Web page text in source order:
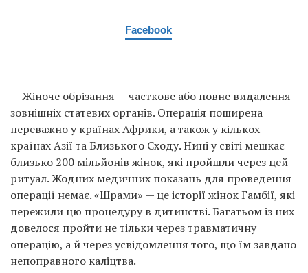
Facebook
— Жіноче обрізання — часткове або повне видалення
зовнішніх статевих органів. Операція поширена
переважно у країнах Африки, а також у кількох
країнах Азії та Близького Сходу. Нині у світі мешкає
близько 200 мільйонів жінок, які пройшли через цей
ритуал. Жодних медичних показань для проведення
операції немає. «Шрами» — це історії жінок Гамбії, які
пережили цю процедуру в дитинстві. Багатьом із них
довелося пройти не тільки через травматичну
операцію, а й через усвідомлення того, що їм завдано
непоправного каліцтва.